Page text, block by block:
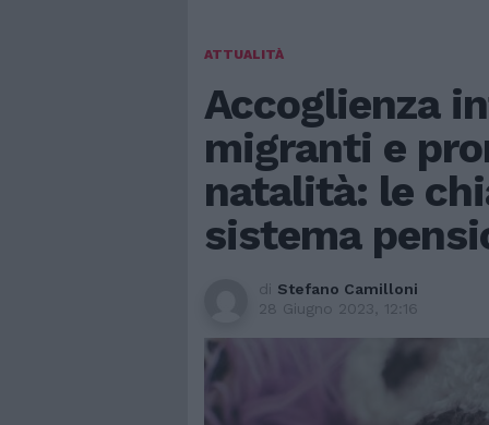
ATTUALITÀ
Accoglienza
migranti e
natalità: le
sistema
di Stefano Camilloni
28 Giugno 2023, 12:16